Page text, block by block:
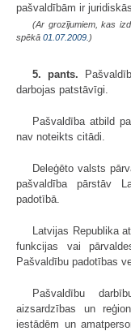
pašvaldībām ir
(Ar grozījumiem, kas
spēkā 01.07.2009. )
5. pants.
darbojas patstāvīgi.
Pašvaldība atbild
nav noteikts citādi.
Deleģēto valsts
pašvaldība pārstāv
padotībā.
Latvijas Republika
funkcijas vai
Pašvaldību padotības
Pašvaldību
aizsardzības un
iestādēm un